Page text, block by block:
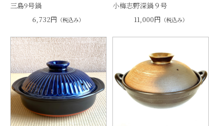
三島9号鍋
6,732円 （税込み）
小梅志野深鍋９号
11,000円 （税込み）